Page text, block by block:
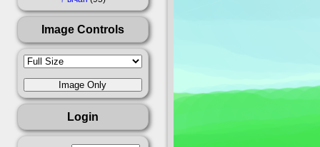
Image Controls
Login